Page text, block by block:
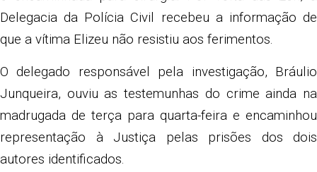
Delegacia da Polícia Civil recebeu a informação de
que a vítima Elizeu não resistiu aos ferimentos.
O delegado responsável pela investigação, Bráulio
Junqueira, ouviu as testemunhas do crime ainda na
madrugada de terça para quarta-feira e encaminhou
representação à Justiça pelas prisões dos dois
autores identificados.